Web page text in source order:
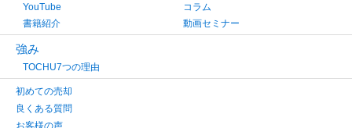
YouTube
コラム
書籍紹介
動画セミナー
強み
TOCHU7つの理由
初めての売却
良くある質問
お客様の声